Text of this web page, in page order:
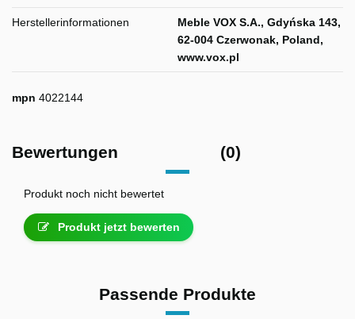
Herstellerinformationen
Meble VOX S.A., Gdyńska 143,
62-004 Czerwonak, Poland,
www.vox.pl
mpn 4022144
Bewertungen (0)
Produkt noch nicht bewertet
Produkt jetzt bewerten
Passende Produkte